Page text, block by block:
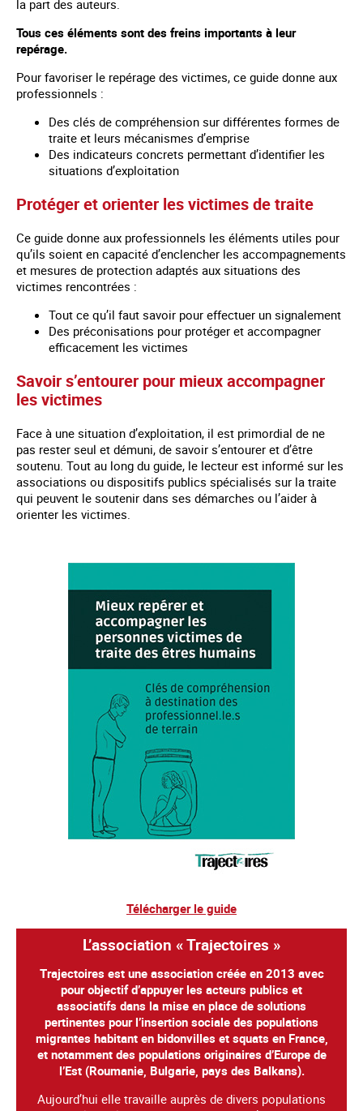
la part des auteurs.
Tous ces éléments sont des freins importants à leur
repérage.
Pour favoriser le repérage des victimes, ce guide donne aux
professionnels :
Des clés de compréhension sur différentes formes de
traite et leurs mécanismes d’emprise
Des indicateurs concrets permettant d’identifier les
situations d’exploitation
Protéger et orienter les victimes de traite
Ce guide donne aux professionnels les éléments utiles pour
qu’ils soient en capacité d’enclencher les accompagnements
et mesures de protection adaptés aux situations des
victimes rencontrées :
Tout ce qu’il faut savoir pour effectuer un signalement
Des préconisations pour protéger et accompagner
efficacement les victimes
Savoir s’entourer pour mieux accompagner
les victimes
Face à une situation d’exploitation, il est primordial de ne
pas rester seul et démuni, de savoir s’entourer et d’être
soutenu. Tout au long du guide, le lecteur est informé sur les
associations ou dispositifs publics spécialisés sur la traite
qui peuvent le soutenir dans ses démarches ou l’aider à
orienter les victimes.
Télécharger le guide
L’association « Trajectoires »
Trajectoires est une association créée en 2013 avec
pour objectif d’appuyer les acteurs publics et
associatifs dans la mise en place de solutions
pertinentes pour l’insertion sociale des populations
migrantes habitant en bidonvilles et squats en France,
et notamment des populations originaires d’Europe de
l’Est (Roumanie, Bulgarie, pays des Balkans).
Aujourd’hui elle travaille auprès de divers populations